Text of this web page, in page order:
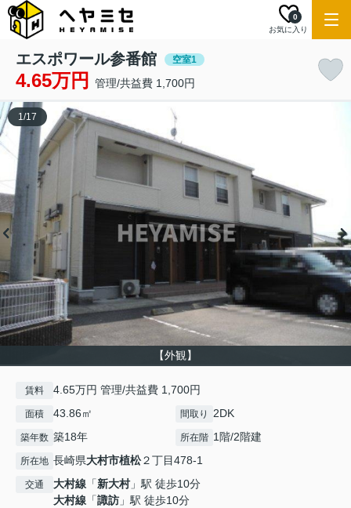
お気に入り
0
エスポワール参番館 空室1
4.65万円 管理/共益費 1,700円
【外観】
1/17
賃料 4.65万円 管理/共益費 1,700円
面積 43.86㎡ 間取り 2DK
築年数 築18年 所在階 1階/2階建
所在地 長崎県大村市植松２丁目478-1
交通 大村線 「新大村」駅 徒歩10分
大村線 「諏訪 」駅 徒歩10分